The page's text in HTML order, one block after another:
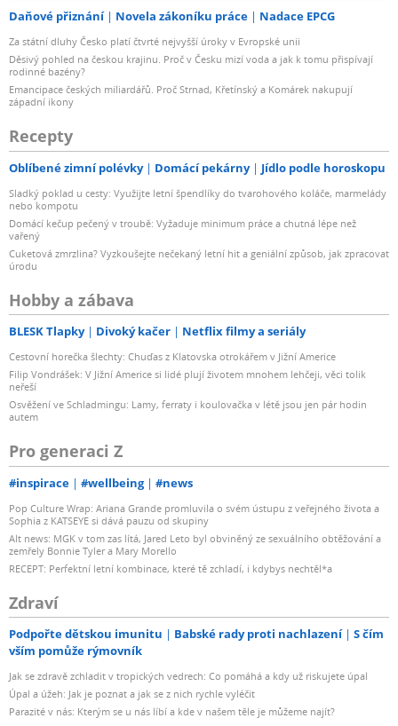
Daňové přiznání Novela zákoníku práce Nadace EPCG
Za státní dluhy Česko platí čtvrté nejvyšší úroky v Evropské unii
Děsivý pohled na českou krajinu. Proč v Česku mizí voda a jak k tomu přispívají
rodinné bazény?
Emancipace českých miliardářů. Proč Strnad, Křetínský a Komárek nakupují
západní ikony
Recepty
Oblíbené zimní polévky Domácí pekárny Jídlo podle horoskopu
Sladký poklad u cesty: Využijte letní špendlíky do tvarohového koláče, marmelády
nebo kompotu
Domácí kečup pečený v troubě: Vyžaduje minimum práce a chutná lépe než
vařený
Cuketová zmrzlina? Vyzkoušejte nečekaný letní hit a geniální způsob, jak zpracovat
úrodu
Hobby a zábava
BLESK Tlapky Divoký kačer Netflix filmy a seriály
Cestovní horečka šlechty: Chuďas z Klatovska otrokářem v Jižní Americe
Filip Vondrášek: V Jižní Americe si lidé plují životem mnohem lehčeji, věci tolik
neřeší
Osvěžení ve Schladmingu: Lamy, ferraty i koulovačka v létě jsou jen pár hodin
autem
Pro generaci Z
#inspirace #wellbeing #news
Pop Culture Wrap: Ariana Grande promluvila o svém ústupu z veřejného života a
Sophia z KATSEYE si dává pauzu od skupiny
Alt news: MGK v tom zas lítá, Jared Leto byl obviněný ze sexuálního obtěžování a
zemřely Bonnie Tyler a Mary Morello
RECEPT: Perfektní letní kombinace, které tě zchladí, i kdybys nechtěl*a
Zdraví
Podpořte dětskou imunitu Babské rady proti nachlazení
S čím
vším pomůže rýmovník
Jak se zdravě zchladit v tropických vedrech: Co pomáhá a kdy už riskujete úpal
Úpal a úžeh: Jak je poznat a jak se z nich rychle vyléčit
Parazité v nás: Kterým se u nás líbí a kde v našem těle je můžeme najít?